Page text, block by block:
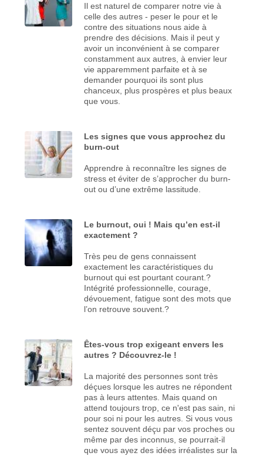
Il est naturel de comparer notre vie à
celle des autres - peser le pour et le
contre des situations nous aide à
prendre des décisions. Mais il peut y
avoir un inconvénient à se comparer
constamment aux autres, à envier leur
vie apparemment parfaite et à se
demander pourquoi ils sont plus
chanceux, plus prospères et plus beaux
que vous.
Les signes que vous approchez du
burn-out
Apprendre à reconnaître les signes de
stress et éviter de s’approcher du burn-
out ou d’une extrême lassitude.
Le burnout, oui ! Mais qu’en est-il
exactement ?
Très peu de gens connaissent
exactement les caractéristiques du
burnout qui est pourtant courant.?
Intégrité professionnelle, courage,
dévouement, fatigue sont des mots que
l’on retrouve souvent.?
Êtes-vous trop exigeant envers les
autres ? Découvrez-le !
La majorité des personnes sont très
déçues lorsque les autres ne répondent
pas à leurs attentes. Mais quand on
attend toujours trop, ce n'est pas sain, ni
pour soi ni pour les autres. Si vous vous
sentez souvent déçu par vos proches ou
même par des inconnus, se pourrait-il
que vous ayez des idées irréalistes sur la